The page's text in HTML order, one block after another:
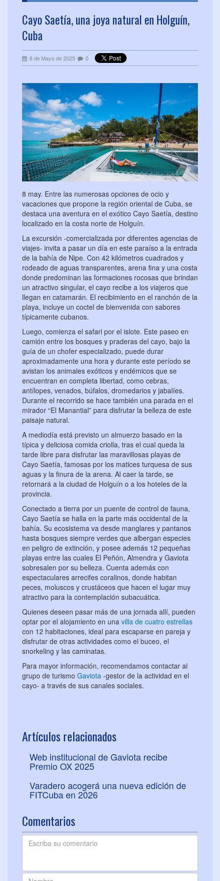
Cayo Saetía, una joya natural en Holguín,
Cuba
8 de Mayo de 2025 0
8 may. Entre las numerosas opciones de ocio y
vacaciones que propone la región oriental de Cuba, se
destaca una aventura en el exótico Cayo Saetía, destino
localizado en la costa norte de Holguín.
La excursión -comercializada por diferentes agencias de
viajes- invita a pasar un día en este paraíso a la entrada
de la bahía de Nipe. Con 42 kilómetros cuadrados y
rodeado de aguas transparentes, arena fina y una costa
donde predominan las formaciones rocosas que brindan
un atractivo singular, el cayo recibe a los viajeros que
llegan en catamarán. El recibimiento en el ranchón de la
playa, incluye un coctel de bienvenida con sabores
típicamente cubanos.
Luego, comienza el safari por el islote. Este paseo en
camión entre los bosques y praderas del cayo, bajo la
guía de un chofer especializado, puede durar
aproximadamente una hora y durante este período se
avistan los animales exóticos y endémicos que se
encuentran en completa libertad, como cebras,
antílopes, venados, búfalos, dromedarios y jabalíes.
Durante el recorrido se hace también una parada en el
mirador “El Manantial” para disfrutar la belleza de este
paisaje natural.
A mediodía está previsto un almuerzo basado en la
típica y deliciosa comida criolla, tras el cual queda la
tarde libre para disfrutar las maravillosas playas de
Cayo Saetía, famosas por los matices turquesa de sus
aguas y la finura de la arena. Al caer la tarde, se
retornará a la ciudad de Holguín o a los hoteles de la
provincia.
Conectado a tierra por un puente de control de fauna,
Cayo Saetía se halla en la parte más occidental de la
bahía. Su ecosistema va desde manglares y pantanos
hasta bosques siempre verdes que albergan especies
en peligro de extinción, y posee además 12 pequeñas
playas entre las cuales El Peñón, Almendra y Gaviota
sobresalen por su belleza. Cuenta además con
espectaculares arrecifes coralinos, donde habitan
peces, moluscos y crustáceos que hacen el lugar muy
atractivo para la contemplación subacuática.
Quienes deseen pasar más de una jornada allí, pueden
optar por el alojamiento en una villa de cuatro estrellas
con 12 habitaciones, ideal para escaparse en pareja y
disfrutar de otras actividades como el buceo, el
snorkeling y las caminatas.
Para mayor información, recomendamos contactar al
grupo de turismo Gaviota -gestor de la actividad en el
cayo- a través de sus canales sociales.
Artículos relacionados
Web institucional de Gaviota recibe
Premio OX 2025
Varadero acogerá una nueva edición de
FITCuba en 2026
Comentarios